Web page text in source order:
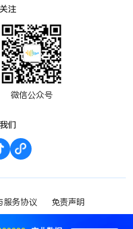
注
微信公众号
们
服务协议 免责声明